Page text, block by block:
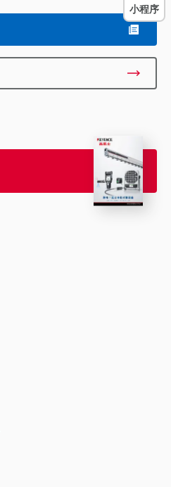
小程序